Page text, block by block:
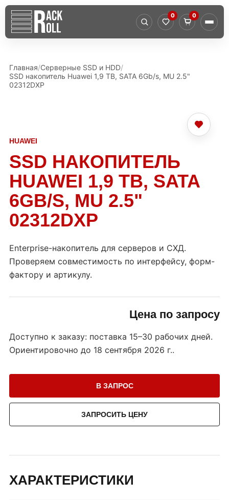
0 0
Главная Серверные SSD и HDD
SSD накопитель Huawei 1,9 TB, SATA 6Gb/s, MU 2.5"
02312DXP
HUAWEI
SSD НАКОПИТЕЛЬ
HUAWEI 1,9 TB, SATA
6GB/S, MU 2.5"
02312DXP
Enterprise-накопитель для серверов и СХД.
Проверяем совместимость по интерфейсу, форм-
фактору и артикулу.
Цена по запросу
Доступно к заказу: поставка 15–30 рабочих дней.
Ориентировочно до 18 сентября 2026 г..
В ЗАПРОС
ЗАПРОСИТЬ ЦЕНУ
ХАРАКТЕРИСТИКИ